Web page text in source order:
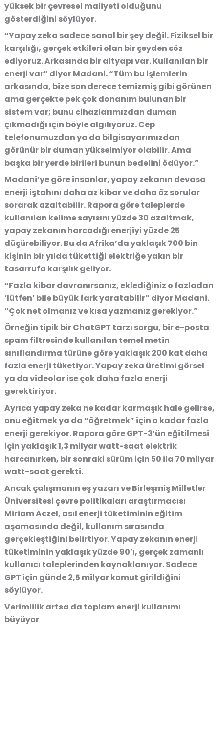
yüksek bir çevresel maliyeti olduğunu
gösterdiğini söylüyor.
“Yapay zeka sadece sanal bir şey değil. Fiziksel bir
karşılığı, gerçek etkileri olan bir şeyden söz
ediyoruz. Arkasında bir altyapı var. Kullanılan bir
enerji var” diyor Madani. “Tüm bu işlemlerin
arkasında, bize son derece temizmiş gibi görünen
ama gerçekte pek çok donanım bulunan bir
sistem var; bunu cihazlarımızdan duman
çıkmadığı için böyle algılıyoruz. Cep
telefonumuzdan ya da bilgisayarımızdan
görünür bir duman yükselmiyor olabilir. Ama
başka bir yerde birileri bunun bedelini ödüyor.”
Madani’ye göre insanlar, yapay zekanın devasa
enerji iştahını daha az kibar ve daha öz sorular
sorarak azaltabilir. Rapora göre taleplerde
kullanılan kelime sayısını yüzde 30 azaltmak,
yapay zekanın harcadığı enerjiyi yüzde 25
düşürebiliyor. Bu da Afrika’da yaklaşık 700 bin
kişinin bir yılda tükettiği elektriğe yakın bir
tasarrufa karşılık geliyor.
“Fazla kibar davranırsanız, eklediğiniz o fazladan
‘lütfen’ bile büyük fark yaratabilir” diyor Madani.
“Çok net olmanız ve kısa yazmanız gerekiyor.”
Örneğin tipik bir ChatGPT tarzı sorgu, bir e-posta
spam filtresinde kullanılan temel metin
sınıflandırma türüne göre yaklaşık 200 kat daha
fazla enerji tüketiyor. Yapay zeka üretimi görsel
ya da videolar ise çok daha fazla enerji
gerektiriyor.
Ayrıca yapay zeka ne kadar karmaşık hale gelirse,
onu eğitmek ya da “öğretmek” için o kadar fazla
enerji gerekiyor. Rapora göre GPT-3’ün eğitilmesi
için yaklaşık 1,3 milyar watt-saat elektrik
harcanırken, bir sonraki sürüm için 50 ila 70 milyar
watt-saat gerekti.
Ancak çalışmanın eş yazarı ve Birleşmiş Milletler
Üniversitesi çevre politikaları araştırmacısı
Miriam Aczel, asıl enerji tüketiminin eğitim
aşamasında değil, kullanım sırasında
gerçekleştiğini belirtiyor. Yapay zekanın enerji
tüketiminin yaklaşık yüzde 90’ı, gerçek zamanlı
kullanıcı taleplerinden kaynaklanıyor. Sadece
GPT için günde 2,5 milyar komut girildiğini
söylüyor.
Verimlilik artsa da toplam enerji kullanımı
büyüyor